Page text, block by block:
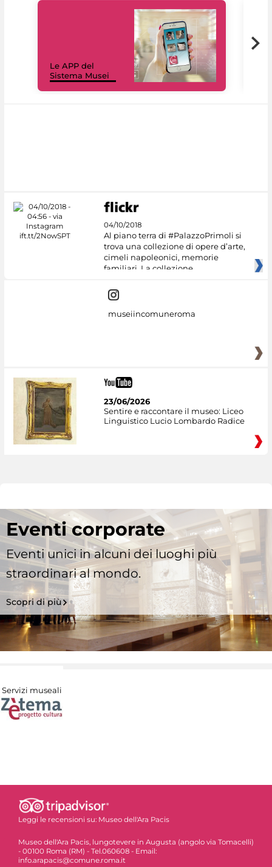
Le APP del
Sistema Musei
04/10/2018
Al piano terra di #PalazzoPrimoli si
trova una collezione di opere d’arte,
cimeli napoleonici, memorie
familiari. La collezione
museiincomuneroma
23/06/2026
Sentire e raccontare il museo: Liceo
Linguistico Lucio Lombardo Radice
Eventi corporate
Eventi unici in alcuni dei luoghi più
straordinari al mondo.
Scopri di più
Servizi museali
Leggi le recensioni su: Museo dell'Ara Pacis
Museo dell'Ara Pacis, lungotevere in Augusta (angolo via Tomacelli)
- 00100 Roma (RM) - Tel.060608 - Email:
info.arapacis@comune.roma.it